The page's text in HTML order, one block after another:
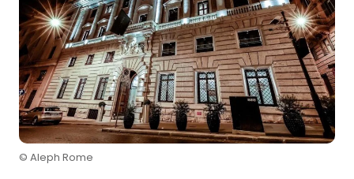
© Aleph Rome